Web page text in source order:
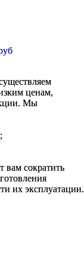
ценам,
Мы
вам сократить
их эксплуатации.